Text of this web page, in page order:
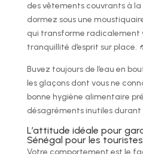
des vêtements couvrants à
dormez sous une
qui transforme
tranquillité d’esprit sur place.
Buvez toujours de l’eau en
les glaçons dont vous ne
bonne hygiène alimentaire
désagréments inutiles durant
L’attitude idéale pour
Sénégal pour les